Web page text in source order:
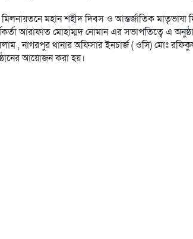
মহান শহীদ দিবস ও আন্তর্জাতিক
আরাফাত মোহাম্মদ নোমান এর সভাপতিত্বে এ
, নাগরপুর থানার অফিসার ইনচার্জ ( ওসি) মোঃ
আয়োজন করা হয়।